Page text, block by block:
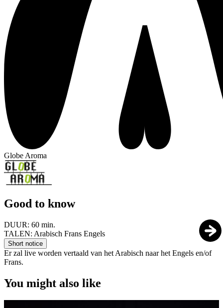
Globe Aroma
Good to know
DUUR: 60 min.
TALEN: Arabisch Frans Engels
Short notice
Er zal live worden vertaald van het Arabisch naar het Engels en/of
Frans.
You might also like